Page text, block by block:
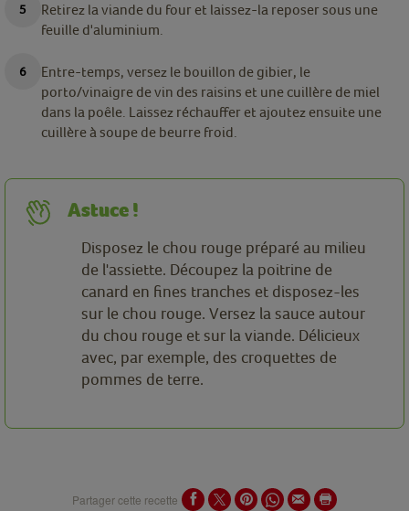
Retirez la viande du four et laissez-la reposer sous une
feuille d'aluminium.
Entre-temps, versez le bouillon de gibier, le
porto/vinaigre de vin des raisins et une cuillère de miel
dans la poêle. Laissez réchauffer et ajoutez ensuite une
cuillère à soupe de beurre froid.
Astuce !
Disposez le chou rouge préparé au milieu
de l'assiette. Découpez la poitrine de
canard en fines tranches et disposez-les
sur le chou rouge. Versez la sauce autour
du chou rouge et sur la viande. Délicieux
avec, par exemple, des croquettes de
pommes de terre.
Partager cette recette